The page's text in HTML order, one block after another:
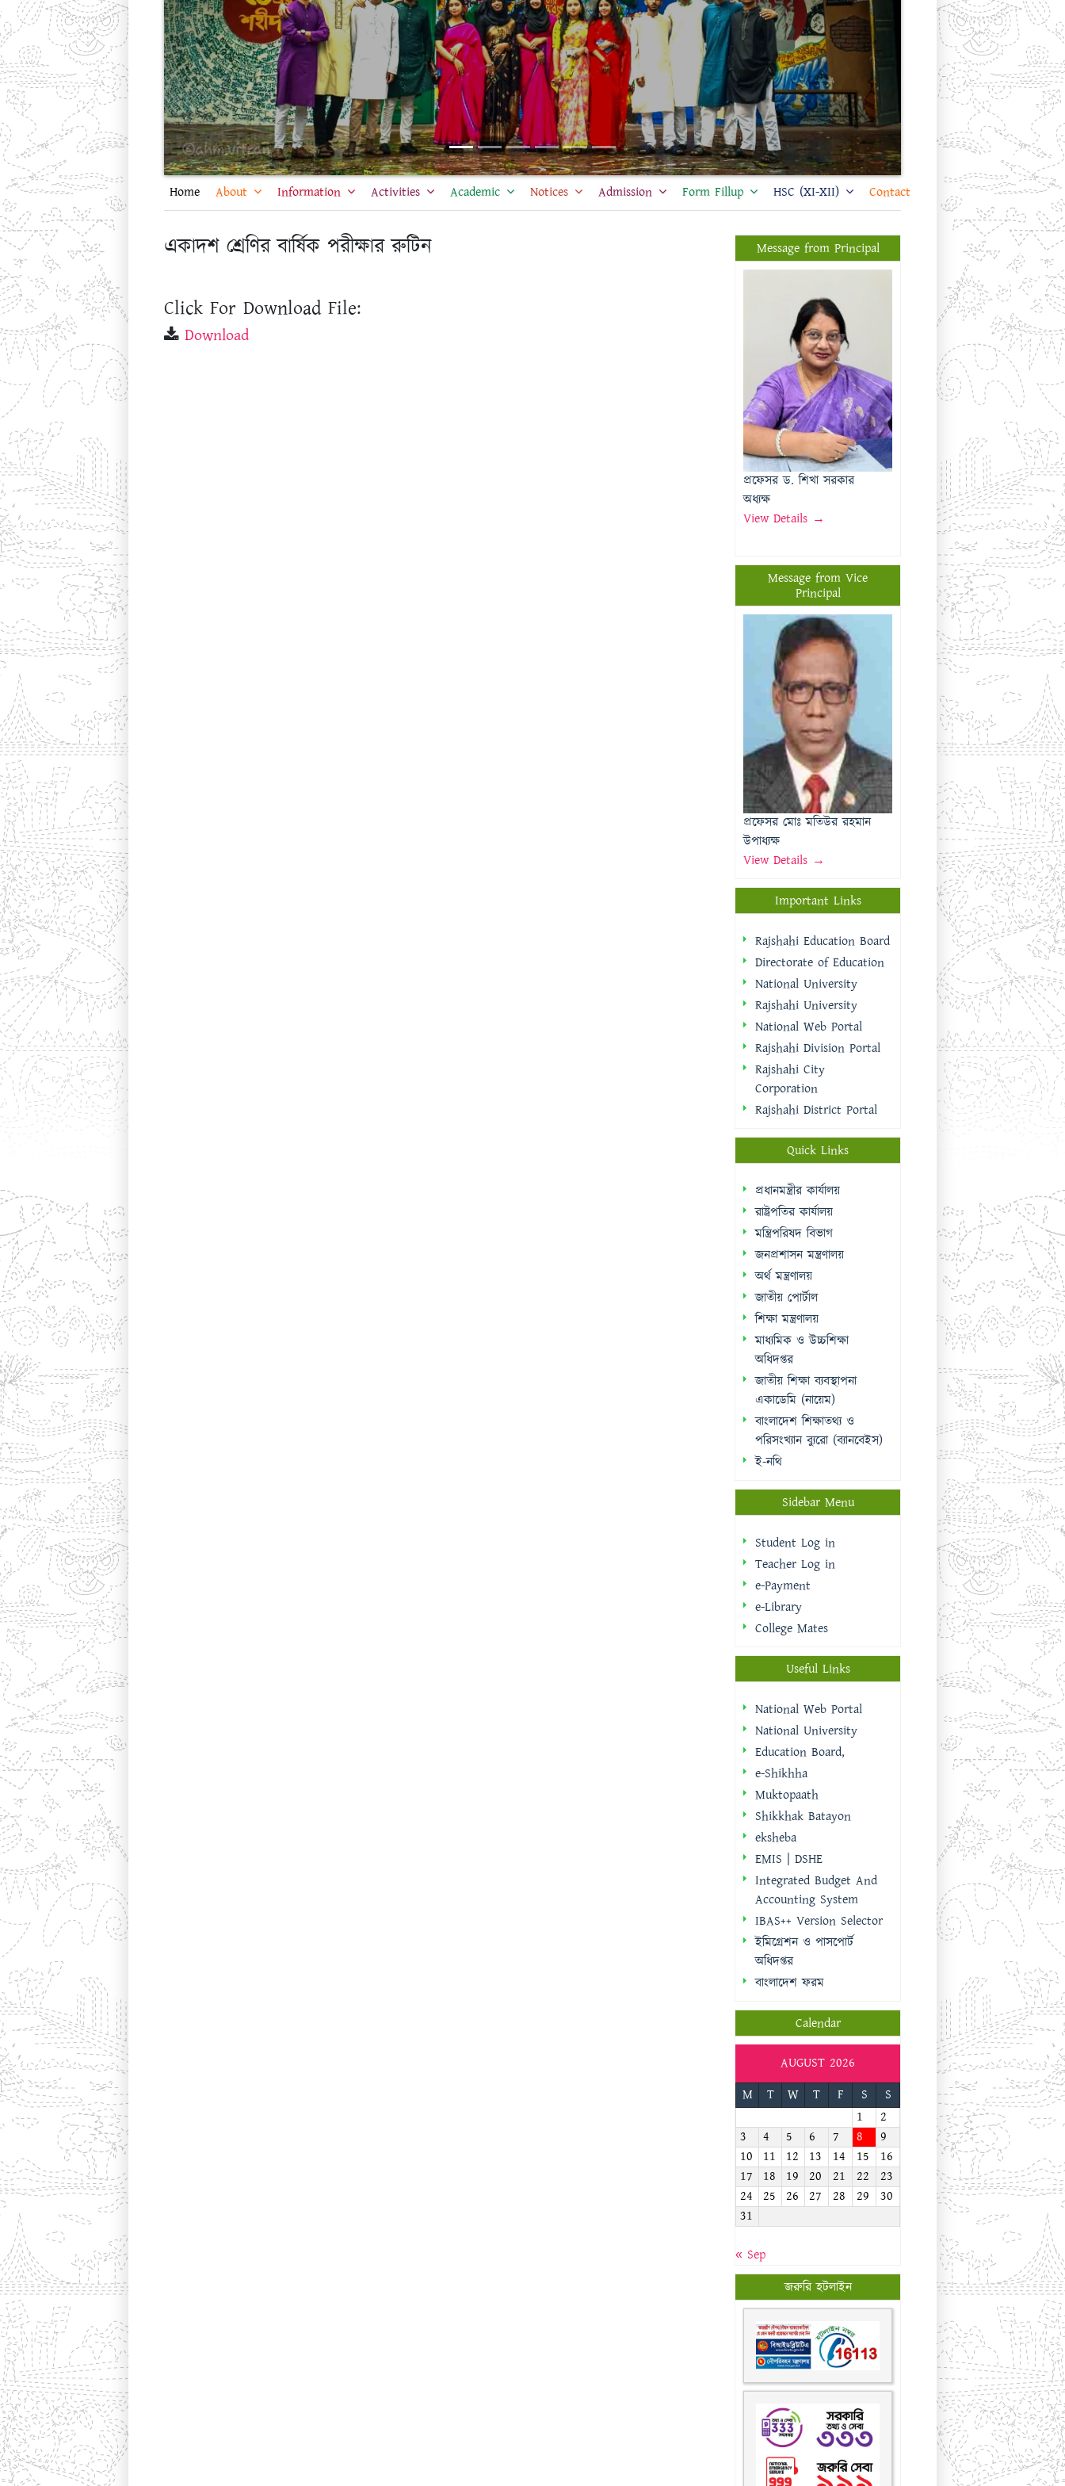
Home About Information Activities Academic Notices Admission Form Fillup HSC (XI-XII) Contact
একাদশ শ্রেণির বার্ষিক পরীক্ষার রুটিন
Click For Download File:
Download
Message from Principal
প্রফেসর ড. শিখা সরকার
অধ্যক্ষ
View Details →
Message from Vice
Principal
প্রফেসর মোঃ মতিউর রহমান
উপাধ্যক্ষ
View Details →
Important Links
Rajshahi Education Board
Directorate of Education
National University
National Web Portal
Rajshahi City
Corporation
Rajshahi District Portal
Quick Links
প্রধানমন্ত্রীর কার্যালয়
রাষ্ট্রপতির কার্যালয়
মন্ত্রিপরিষদ বিভাগ
অর্থ মন্ত্রণালয়
শিক্ষা মন্ত্রণালয়
মাধ্যমিক ও উচ্চশিক্ষা
অধিদপ্তর
জাতীয় শিক্ষা ব্যবস্থাপনা
একাডেমি (নায়েম)
বাংলাদেশ শিক্ষাতথ্য ও
পরিসংখ্যান ব্যুরো (ব্যানবেইস)
ই-নথি
Sidebar Menu
Student Log in
Teacher Log in
e-Payment
College Mates
Useful Links
National Web Portal
National University
Education Board,
Muktopaath
eksheba
EMIS | DSHE
Integrated Budget And
Accounting System
IBAS++ Version Selector
ইমিগ্রেশন ও পাসপোর্ট
অধিদপ্তর
বাংলাদেশ ফরম
Calendar
AUGUST 2026
T W
3
4 5 6 7 8
9
12 13 14
17 18 19 20 21 22
23
26 27 28
31
« Sep
জরুরি হটলাইন